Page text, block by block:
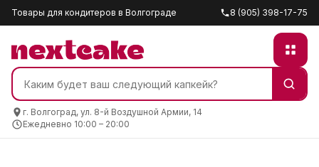
Товары для кондитеров в Волгограде 8 (905) 398-17-75
г. Волгоград, ул. 8-й Воздушной Армии, 14
Ежедневно 10:00 – 20:00